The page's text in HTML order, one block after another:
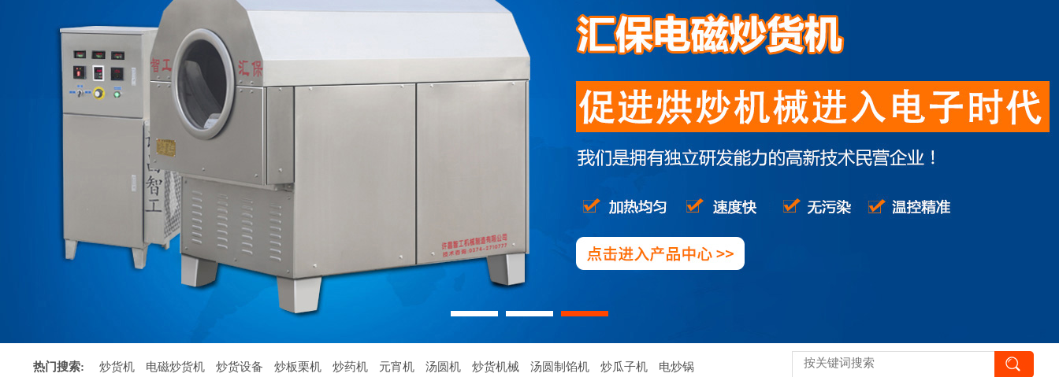
热门搜索: 炒货机 电磁炒货机 炒货设备 炒板栗机 炒药机 元宵机 汤圆机 炒货机械 汤圆制馅机 炒瓜子机 电炒锅